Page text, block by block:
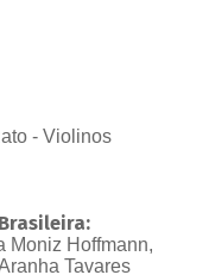
- Violinos
Moniz Hoffmann,
Tavares